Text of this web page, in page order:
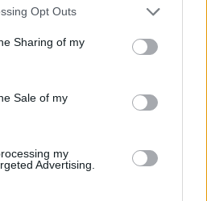
app uses one or more Google
behaviour. You may click to
and its third-party tags to
purposes in below Google
Opt Outs
Sharing of my
Sale of my
my
Advertising.